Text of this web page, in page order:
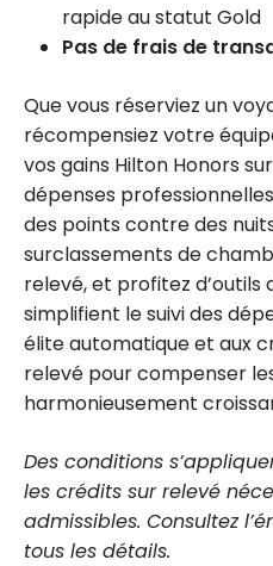
rapide au statut Gold
Pas de frais de
Que vous réserviez un
récompensiez votre
vos gains Hilton Honors
dépenses
des points contre des
surclassements de
relevé, et profitez
simplifient le suivi des
élite automatique et aux
relevé pour compenser
harmonieusement
Des conditions
les crédits sur relevé
admissibles. Consultez
tous les détails.